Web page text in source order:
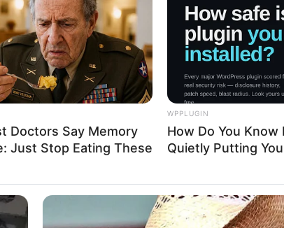
ΧΡΗΜΑΤΙΣΤΗΡΙΟ ΧΑΓΚ ΣΕΝΓΚ ΤΗΣ ΚΙΝΑΣ! ΜΑ ΕΙΝΑΙ
ΛΟΓΟΣ ΠΟΥ ΣΥΜΒΑΙΝΕΙ ΑΥΤΟ ΕΙΝΑΙ ΠΡΟΦΑΝΗΣ,
ΤΟΥ ΗΧΟΥ, ΣΕ ΛΙΓΟ ΘΑ ΑΚΟΥΣΟΥΜΕ ΚΑΙ ΤΟ
ΜΕ ΤΗΝ ΜΑΞΓΟΥΕΛ… Η ΛΙΣΤΑ ΜΕΓΑΛΩΝΕΙ…
Doctors Say Memory
Just Stop Eating These
WPPLUGIN
How Do You
Quietly Putting